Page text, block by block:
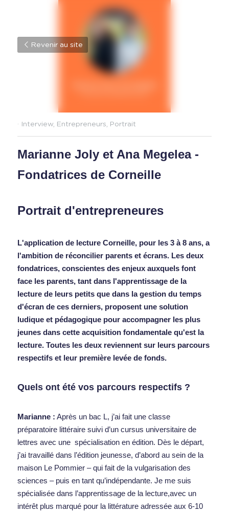
Revenir au site
· Interview, Entrepreneurs, Portrait
Marianne Joly et Ana Megelea -
Fondatrices de Corneille
Portrait d'entrepreneures
L'application de lecture Corneille, pour les 3 à 8 ans, a
l'ambition de réconcilier parents et écrans. Les deux
fondatrices, conscientes des enjeux auxquels font
face les parents, tant dans l'apprentissage de la
lecture de leurs petits que dans la gestion du temps
d'écran de ces derniers, proposent une solution
ludique et pédagogique pour accompagner les plus
jeunes dans cette acquisition fondamentale qu'est la
lecture. Toutes les deux reviennent sur leurs parcours
respectifs et leur première levée de fonds.
Quels ont été vos parcours respectifs ?
Marianne : Après un bac L, j’ai fait une classe
préparatoire littéraire suivi d’un cursus universitaire de
lettres avec une  spécialisation en édition. Dès le départ,
j’ai travaillé dans l’édition jeunesse, d’abord au sein de la
maison Le Pommier – qui fait de la vulgarisation des
sciences – puis en tant qu’indépendante. Je me suis
spécialisée dans l’apprentissage de la lecture,avec un
intérêt plus marqué pour la littérature adressée aux 6-10